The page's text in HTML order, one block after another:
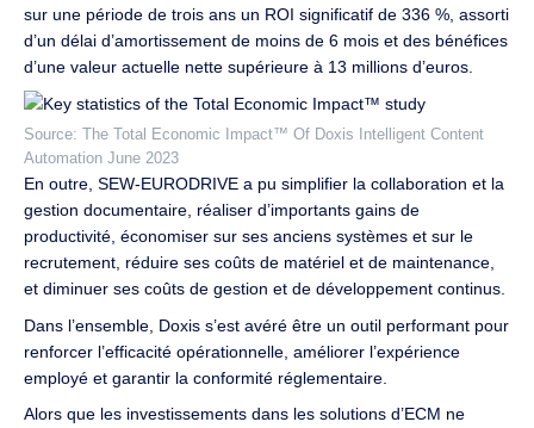
sur une période de trois ans un ROI significatif de 336 %, assorti
d’un délai d’amortissement de moins de 6 mois et des bénéfices
d’une valeur actuelle nette supérieure à 13 millions d’euros.
Source: The Total Economic Impact™ Of Doxis Intelligent Content
Automation June 2023
En outre, SEW-EURODRIVE a pu simplifier la collaboration et la
gestion documentaire, réaliser d’importants gains de
productivité, économiser sur ses anciens systèmes et sur le
recrutement, réduire ses coûts de matériel et de maintenance,
et diminuer ses coûts de gestion et de développement continus.
Dans l’ensemble, Doxis s’est avéré être un outil performant pour
renforcer l’efficacité opérationnelle, améliorer l’expérience
employé et garantir la conformité réglementaire.
Alors que les investissements dans les solutions d’ECM ne